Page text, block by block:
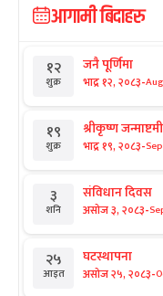
आगामी बिदाहरु
१२
शुक्र
जनै पूर्णिमा
भाद्र १२, २०८३-
१९
शुक्र
श्रीकृष्ण
भाद्र १९, २०८३-
३
शनि
संविधान दिवस
असोज ३, २०८३-
२५
आइत
घटस्थापना
असोज २५, २०८३-